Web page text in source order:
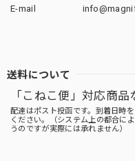
E-mail
送料について
「こねこ便」対応商品
配達はポスト投函です。到着日時
ください。（システム上の都合に
うのですが実際には承れません）